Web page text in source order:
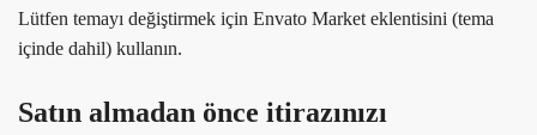
Lütfen temayı değiştirmek için Envato Market eklentisini (tema
içinde dahil) kullanın.
Satın almadan önce itirazınızı